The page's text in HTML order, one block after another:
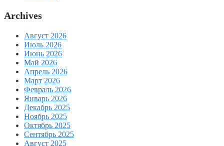
Archives
Август 2026
Июль 2026
Июнь 2026
Май 2026
Апрель 2026
Март 2026
Февраль 2026
Январь 2026
Декабрь 2025
Ноябрь 2025
Октябрь 2025
Сентябрь 2025
Август 2025